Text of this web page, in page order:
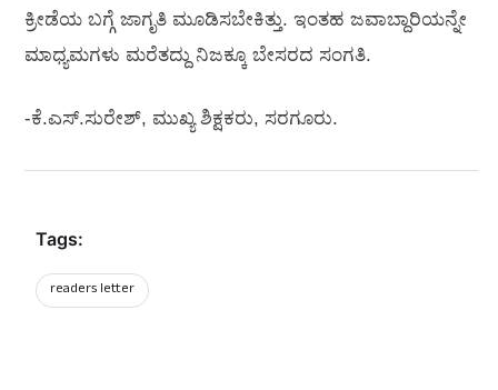
ಕ್ರೀಡೆಯ ಬಗ್ಗೆ ಜಾಗೃತಿ ಮೂಡಿಸಬೇಕಿತ್ತು. ಇಂತಹ ಜವಾಬ್ದಾರಿಯನ್ನೇ
ಮಾಧ್ಯಮಗಳು ಮರೆತದ್ದು ನಿಜಕ್ಕೂ ಬೇಸರದ ಸಂಗತಿ.
-ಕೆ.ಎಸ್.ಸುರೇಶ್, ಮುಖ್ಯ ಶಿಕ್ಷಕರು, ಸರಗೂರು.
Tags:
readers letter